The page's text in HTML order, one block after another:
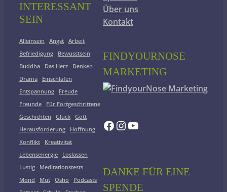
INTERESSANT
SEIN
Alleinsein Angst
Arbeit
Befriedigung
Bewusstsein
Buddha
Das Herz
Denken
Drama
Einschlafen
Entspannung
Freude
Freunde
Für Fortgeschrittene
Geschichten
Glück
Gott
Herausforderung
Hoffnung
Konflikt
Kreativität
Lebensenergie
Loslassen
Lustig
Meditationstests
Mond
Mut Osho
Podcasts
Über uns
Kontakt
FINDYOURNOSE
MARKETING
Facebook
Instagram
YouTube
DANKE FÜR EINE
SPENDE